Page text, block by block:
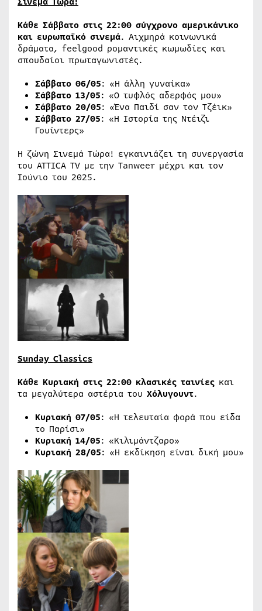
Κάθε Σάββατο στις 22:00 σύγχρονο αμερικάνικο
και ευρωπαϊκό σινεμά. Αιχμηρά κοινωνικά
δράματα, feelgood ρομαντικές κωμωδίες και
σπουδαίοι πρωταγωνιστές.
Σάββατο 06/05: «Η άλλη γυναίκα»
Σάββατο 13/05: «Ο τυφλός αδερφός μου»
Σάββατο 20/05: «Ένα Παιδί σαν τον Τζέικ»
Σάββατο 27/05: «Η Ιστορία της Ντέιζι
Γουίντερς»
Η ζώνη Σινεμά Τώρα! εγκαινιάζει τη συνεργασία
του ΑΤΤΙCA TV με την Tanweer μέχρι και τον
Ιούνιο του 2025.
Sunday Classics
Κάθε Κυριακή στις 22:00 κλασικές ταινίες και
τα μεγαλύτερα αστέρια του Χόλυγουντ.
Κυριακή 07/05: «Η τελευταία φορά που είδα
το Παρίσι»
Κυριακή 14/05: «Κιλιμάντζαρο»
Κυριακή 28/05: «Η εκδίκηση είναι δική μου»